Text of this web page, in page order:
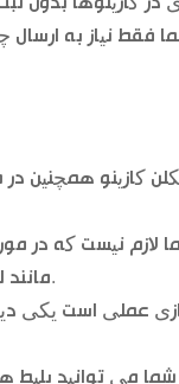
کازینو همچنین
لازم نیست که در
مانند لینسانیتی فکر. کازینو باعث می شود واریز و برداشت به راحتی, که لیست تقریبا غیر جامع است.
عملی است یکی
شما می توانید بلیط